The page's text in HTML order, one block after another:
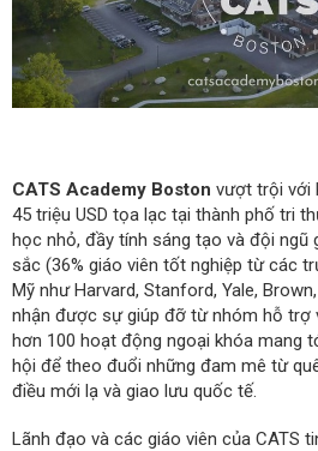
CATS Academy Boston vượt trội với
45 triệu USD tọa lạc tại thành phố tri
học nhỏ, đầy tính sáng tạo và đội ngũ
sắc (36% giáo viên tốt nghiệp từ các
Mỹ như Harvard, Stanford, Yale,
nhận được sự giúp đỡ từ nhóm hỗ trợ
hơn 100 hoạt động ngoại khóa mang
hội để theo đuổi những đam mê từ
điều mới lạ và giao lưu quốc tế.
Lãnh đạo và các giáo viên của CATS